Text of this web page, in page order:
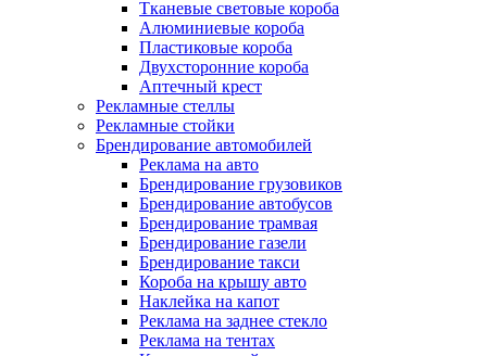
Тканевые световые короба
Алюминиевые короба
Пластиковые короба
Двухсторонние короба
Аптечный крест
Рекламные стеллы
Рекламные стойки
Брендирование автомобилей
Реклама на авто
Брендирование грузовиков
Брендирование автобусов
Брендирование трамвая
Брендирование газели
Брендирование такси
Короба на крышу авто
Наклейка на капот
Реклама на заднее стекло
Реклама на тентах